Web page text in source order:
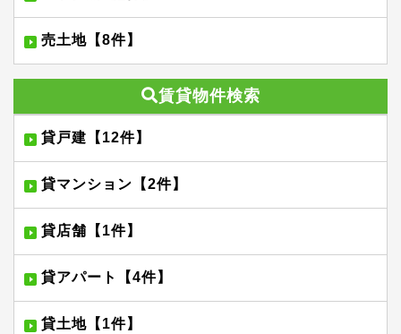
売土地【8件】
賃貸物件検索
貸戸建【12件】
貸マンション【2件】
貸店舗【1件】
貸アパート【4件】
貸土地【1件】